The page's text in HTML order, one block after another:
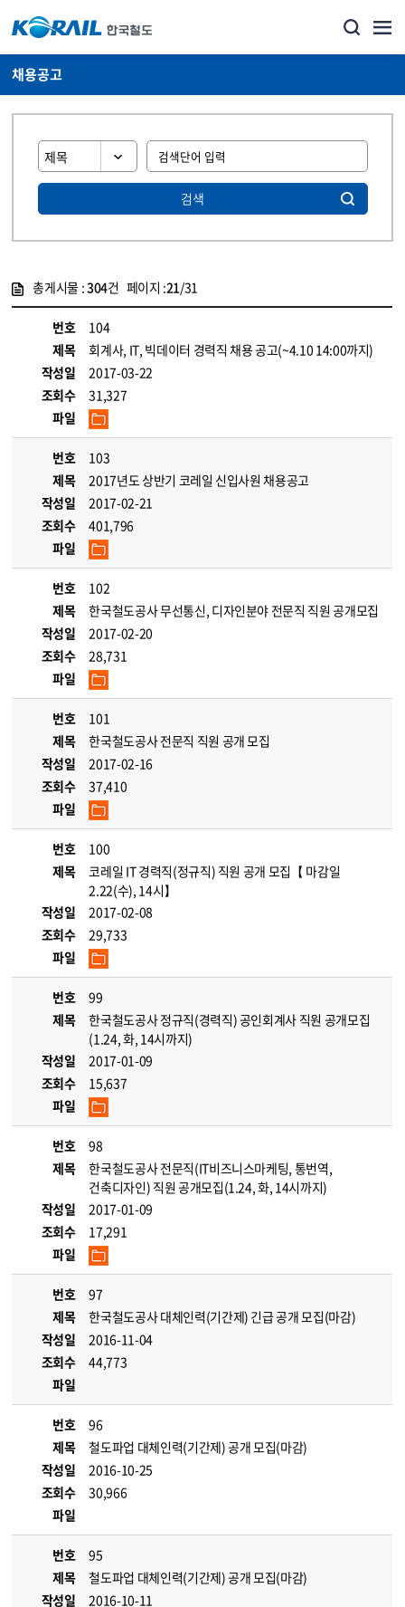
채용공고
검색
총게시물 :304건 페이지 :21/31
번호
104
제목
회계사, IT, 빅데이터 경력직 채용 공고(~4.10 14:00까지)
작성일
2017-03-22
조회수
31,327
파일
번호
103
제목
2017년도 상반기 코레일 신입사원 채용공고
작성일
2017-02-21
조회수
401,796
파일
번호
102
제목
한국철도공사 무선통신, 디자인분야 전문직 직원 공개모집
작성일
2017-02-20
조회수
28,731
파일
번호
101
제목
한국철도공사 전문직 직원 공개 모집
작성일
2017-02-16
조회수
37,410
파일
번호
100
제목
코레일 IT 경력직(정규직) 직원 공개 모집【 마감일
2.22(수), 14시】
작성일
2017-02-08
조회수
29,733
파일
번호
99
제목
한국철도공사 정규직(경력직) 공인회계사 직원 공개모집
(1.24, 화, 14시까지)
작성일
2017-01-09
조회수
15,637
파일
번호
98
제목
한국철도공사 전문직(IT비즈니스마케팅, 통번역,
건축디자인) 직원 공개모집(1.24, 화, 14시까지)
작성일
2017-01-09
조회수
17,291
파일
번호
97
제목
한국철도공사 대체인력(기간제) 긴급 공개 모집(마감)
작성일
2016-11-04
조회수
44,773
파일
번호
96
제목
철도파업 대체인력(기간제) 공개 모집(마감)
작성일
2016-10-25
조회수
30,966
파일
번호
95
제목
철도파업 대체인력(기간제) 공개 모집(마감)
작성일
2016-10-11